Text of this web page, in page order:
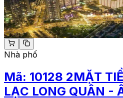
Nhà phố
Mã: 10128 2MẶT
LẠC LONG QUÂN -